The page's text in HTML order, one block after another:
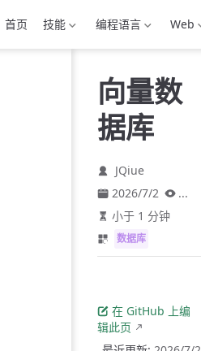
首页 技能 编程语言 Web
向量数
据库
JQiue
2026/7/2
...
小于 1 分钟
数据库
在 GitHub 上编
辑此页